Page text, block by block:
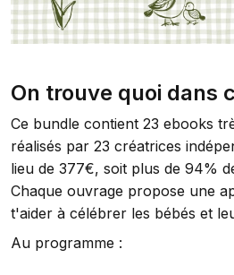
On trouve quoi dans
Ce bundle contient 23 ebooks
réalisés par 23 créatrices
lieu de 377€, soit plus de 94%
Chaque ouvrage propose une
t'aider à célébrer les bébés et
Au programme :